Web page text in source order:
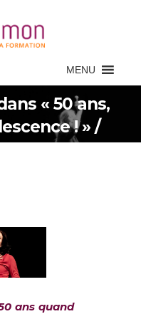
MENU
« 50 ans,
! » /
ans quand